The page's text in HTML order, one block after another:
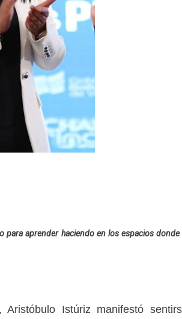
para aprender haciendo en los espacios donde
Istúriz manifestó